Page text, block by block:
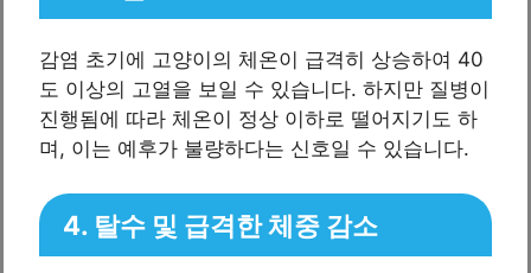
감염 초기에 고양이의 체온이 급격히 상승하여 40
도 이상의 고열을 보일 수 있습니다. 하지만 질병이
진행됨에 따라 체온이 정상 이하로 떨어지기도 하
며, 이는 예후가 불량하다는 신호일 수 있습니다.
4. 탈수 및 급격한 체중 감소